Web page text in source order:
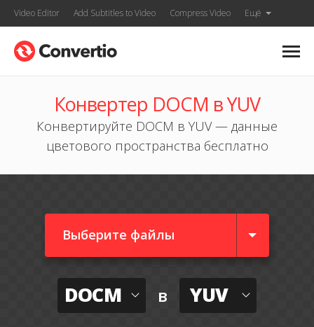
Video Editor Add Subtitles to Video Compress Video Ещё
Конвертер DOCM в YUV
Конвертируйте DOCM в YUV — данные
цветового пространства бесплатно
Выберите файлы
DOCM в YUV